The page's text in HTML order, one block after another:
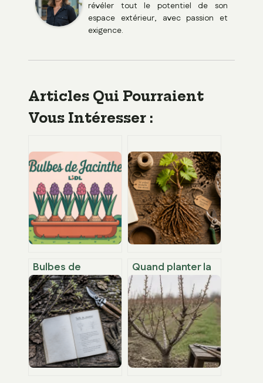
révéler tout le potentiel de son
espace extérieur, avec passion et
exigence.
Articles Qui Pourraient
Vous Intéresser :
Bulbes de
jacinthe lidl : avis,
qualité, prix et
conseils
pratiques
Quand planter la
vigne : calendrier,
préparation du
sol et techniques
de réussite